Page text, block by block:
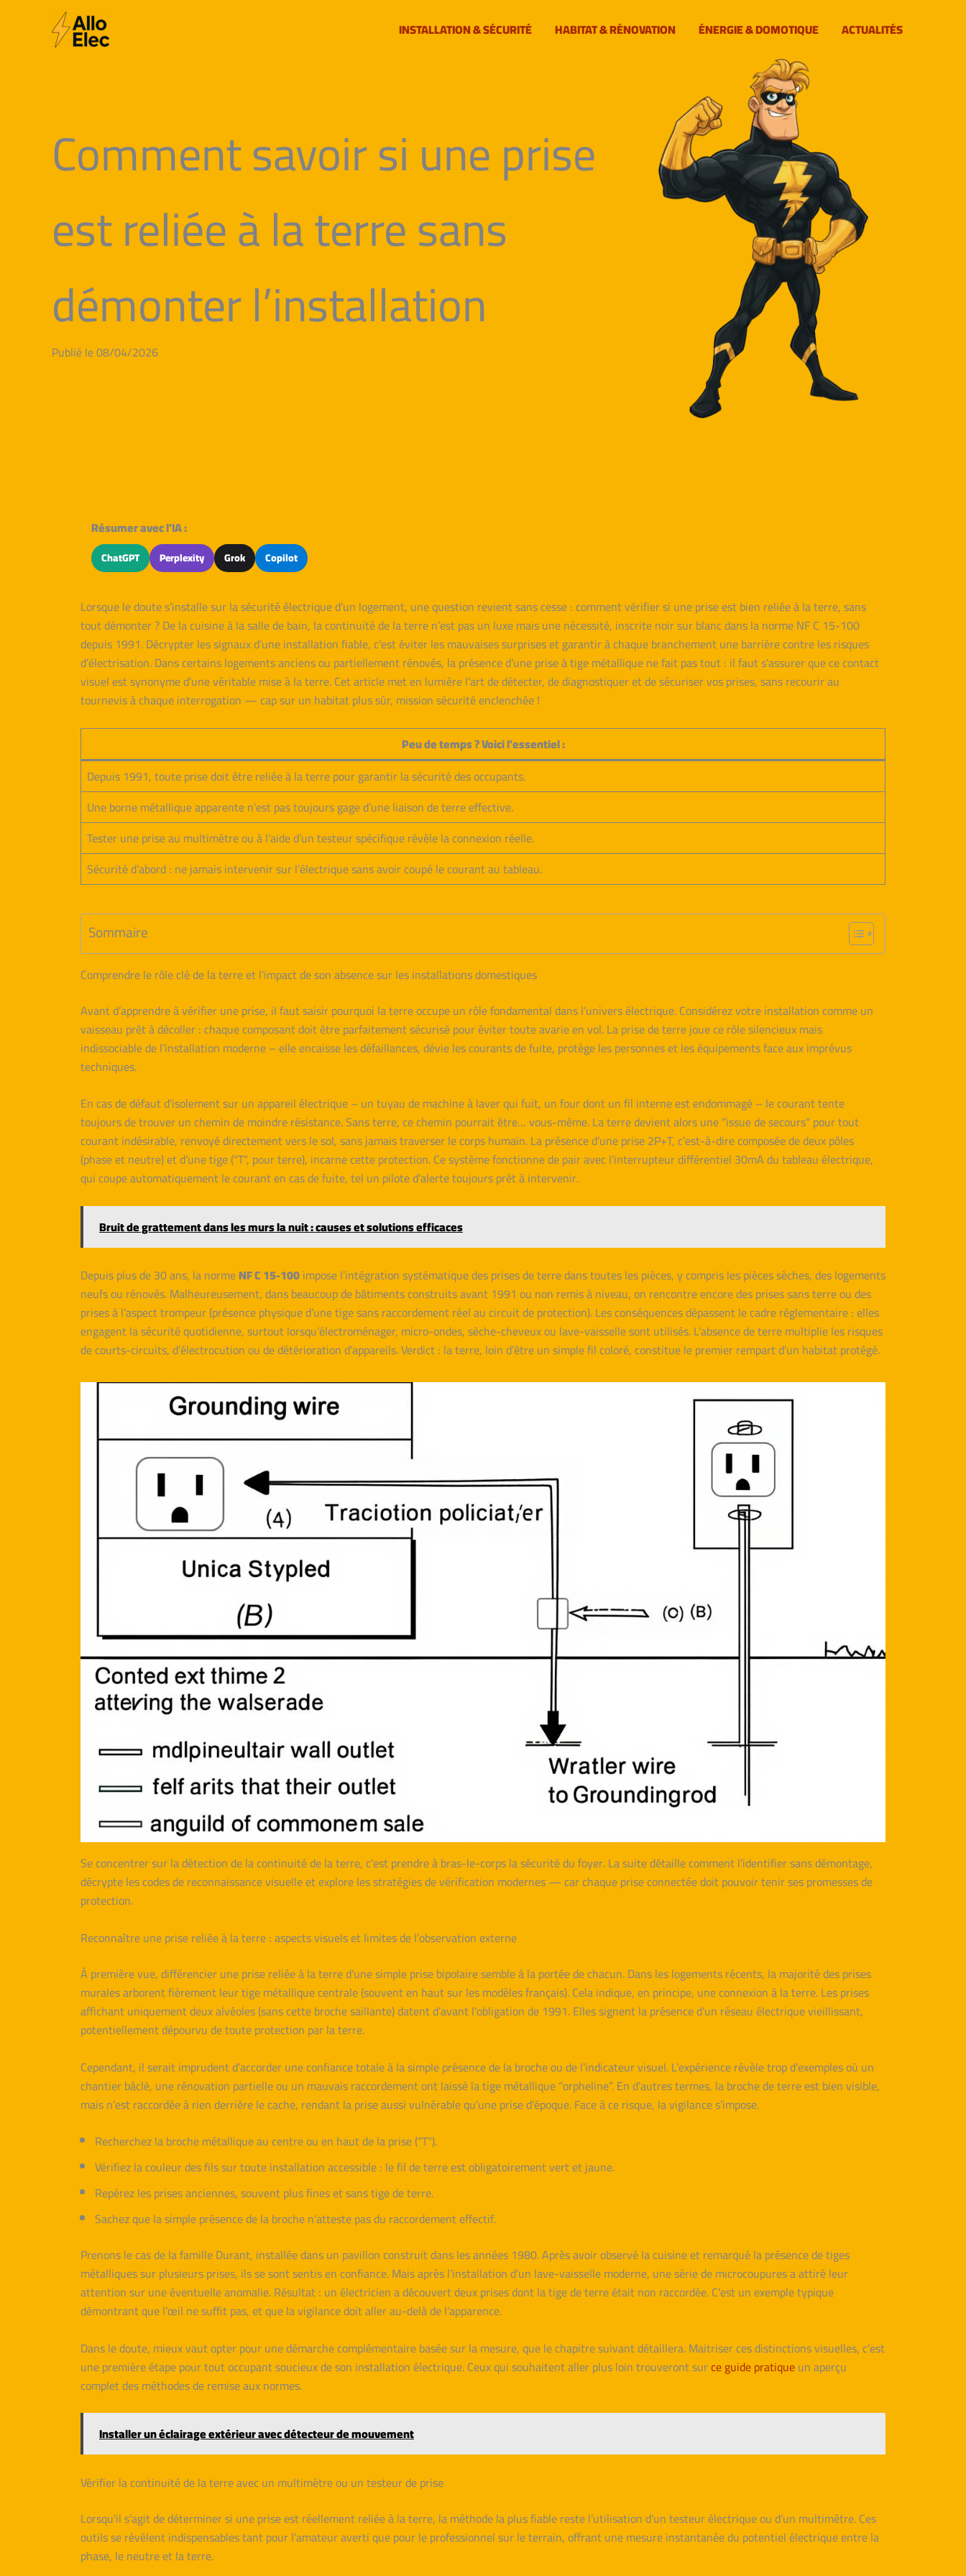
INSTALLATION & SÉCURITÉ HABITAT & RÉNOVATION ÉNERGIE & DOMOTIQUE ACTUALITÉS
Comment savoir si une prise
est reliée à la terre sans
démonter l’installation
Publié le 08/04/2026
Résumer avec l'IA :
ChatGPT Perplexity Grok Copilot
Lorsque le doute s’installe sur la sécurité électrique d’un logement, une question revient sans cesse : comment vérifier si une prise est bien reliée à la terre, sans
tout démonter ? De la cuisine à la salle de bain, la continuité de la terre n’est pas un luxe mais une nécessité, inscrite noir sur blanc dans la norme NF C 15-100
depuis 1991. Décrypter les signaux d’une installation fiable, c’est éviter les mauvaises surprises et garantir à chaque branchement une barrière contre les risques
d’électrisation. Dans certains logements anciens ou partiellement rénovés, la présence d’une prise à tige métallique ne fait pas tout : il faut s’assurer que ce contact
visuel est synonyme d’une véritable mise à la terre. Cet article met en lumière l’art de détecter, de diagnostiquer et de sécuriser vos prises, sans recourir au
tournevis à chaque interrogation — cap sur un habitat plus sûr, mission sécurité enclenchée !
Peu de temps ? Voici l’essentiel :
Depuis 1991, toute prise doit être reliée à la terre pour garantir la sécurité des occupants.
Une borne métallique apparente n’est pas toujours gage d’une liaison de terre effective.
Tester une prise au multimètre ou à l’aide d’un testeur spécifique révèle la connexion réelle.
Sécurité d’abord : ne jamais intervenir sur l’électrique sans avoir coupé le courant au tableau.
Sommaire
Comprendre le rôle clé de la terre et l’impact de son absence sur les installations domestiques
Avant d’apprendre à vérifier une prise, il faut saisir pourquoi la terre occupe un rôle fondamental dans l’univers électrique. Considérez votre installation comme un
vaisseau prêt à décoller : chaque composant doit être parfaitement sécurisé pour éviter toute avarie en vol. La prise de terre joue ce rôle silencieux mais
indissociable de l’installation moderne – elle encaisse les défaillances, dévie les courants de fuite, protège les personnes et les équipements face aux imprévus
techniques.
En cas de défaut d’isolement sur un appareil électrique – un tuyau de machine à laver qui fuit, un four dont un fil interne est endommagé – le courant tente
toujours de trouver un chemin de moindre résistance. Sans terre, ce chemin pourrait être… vous-même. La terre devient alors une “issue de secours” pour tout
courant indésirable, renvoyé directement vers le sol, sans jamais traverser le corps humain. La présence d’une prise 2P+T, c’est-à-dire composée de deux pôles
(phase et neutre) et d’une tige (“T”, pour terre), incarne cette protection. Ce système fonctionne de pair avec l’interrupteur différentiel 30mA du tableau électrique,
qui coupe automatiquement le courant en cas de fuite, tel un pilote d’alerte toujours prêt à intervenir.
Bruit de grattement dans les murs la nuit : causes et solutions efficaces
Depuis plus de 30 ans, la normeNF C 15-100impose l’intégration systématique des prises de terre dans toutes les pièces, y compris les pièces sèches, des logements
neufs ou rénovés. Malheureusement, dans beaucoup de bâtiments construits avant 1991 ou non remis à niveau, on rencontre encore des prises sans terre ou des
prises à l’aspect trompeur (présence physique d’une tige sans raccordement réel au circuit de protection). Les conséquences dépassent le cadre réglementaire : elles
engagent la sécurité quotidienne, surtout lorsqu’électroménager, micro-ondes, sèche-cheveux ou lave-vaisselle sont utilisés. L’absence de terre multiplie les risques
de courts-circuits, d’électrocution ou de détérioration d’appareils. Verdict : la terre, loin d’être un simple fil coloré, constitue le premier rempart d’un habitat protégé.
Se concentrer sur la détection de la continuité de la terre, c’est prendre à bras-le-corps la sécurité du foyer. La suite détaille comment l’identifier sans démontage,
décrypte les codes de reconnaissance visuelle et explore les stratégies de vérification modernes — car chaque prise connectée doit pouvoir tenir ses promesses de
protection.
Reconnaître une prise reliée à la terre : aspects visuels et limites de l’observation externe
À première vue, différencier une prise reliée à la terre d’une simple prise bipolaire semble à la portée de chacun. Dans les logements récents, la majorité des prises
murales arborent fièrement leur tige métallique centrale (souvent en haut sur les modèles français). Cela indique, en principe, une connexion à la terre. Les prises
affichant uniquement deux alvéoles (sans cette broche saillante) datent d’avant l’obligation de 1991. Elles signent la présence d’un réseau électrique vieillissant,
potentiellement dépourvu de toute protection par la terre.
Cependant, il serait imprudent d’accorder une confiance totale à la simple présence de la broche ou de l’indicateur visuel. L’expérience révèle trop d’exemples où un
chantier bâclé, une rénovation partielle ou un mauvais raccordement ont laissé la tige métallique “orpheline”. En d’autres termes, la broche de terre est bien visible,
mais n’est raccordée à rien derrière le cache, rendant la prise aussi vulnérable qu’une prise d’époque. Face à ce risque, la vigilance s’impose.
Recherchez la broche métallique au centre ou en haut de la prise (“T”).
Vérifiez la couleur des fils sur toute installation accessible : le fil de terre est obligatoirement vert et jaune.
Repérez les prises anciennes, souvent plus fines et sans tige de terre.
Sachez que la simple présence de la broche n’atteste pas du raccordement effectif.
Prenons le cas de la famille Durant, installée dans un pavillon construit dans les années 1980. Après avoir observé la cuisine et remarqué la présence de tiges
métalliques sur plusieurs prises, ils se sont sentis en confiance. Mais après l’installation d’un lave-vaisselle moderne, une série de microcoupures a attiré leur
attention sur une éventuelle anomalie. Résultat : un électricien a découvert deux prises dont la tige de terre était non raccordée. C’est un exemple typique
démontrant que l’œil ne suffit pas, et que la vigilance doit aller au-delà de l’apparence.
Dans le doute, mieux vaut opter pour une démarche complémentaire basée sur la mesure, que le chapitre suivant détaillera. Maitriser ces distinctions visuelles, c’est
une première étape pour tout occupant soucieux de son installation électrique. Ceux qui souhaitent aller plus loin trouveront surce guide pratiqueun aperçu
complet des méthodes de remise aux normes.
Installer un éclairage extérieur avec détecteur de mouvement
Vérifier la continuité de la terre avec un multimètre ou un testeur de prise
Lorsqu’il s’agit de déterminer si une prise est réellement reliée à la terre, la méthode la plus fiable reste l’utilisation d’un testeur électrique ou d’un multimètre. Ces
outils se révèlent indispensables tant pour l’amateur averti que pour le professionnel sur le terrain, offrant une mesure instantanée du potentiel électrique entre la
phase, le neutre et la terre.